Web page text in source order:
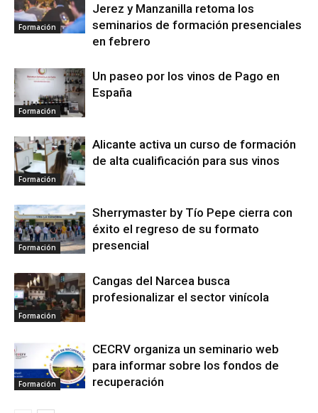
Formación
Jerez y Manzanilla retoma los
seminarios de formación presenciales
en febrero
Formación
Un paseo por los vinos de Pago en
España
Formación
Alicante activa un curso de formación
de alta cualificación para sus vinos
Formación
Sherrymaster by Tío Pepe cierra con
éxito el regreso de su formato
presencial
Formación
Cangas del Narcea busca
profesionalizar el sector vinícola
Formación
CECRV organiza un seminario web
para informar sobre los fondos de
recuperación